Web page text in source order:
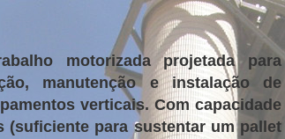
motorizada projetada para
manutenção e instalação de
verticais. Com capacidade
(suficiente para sustentar um pallet